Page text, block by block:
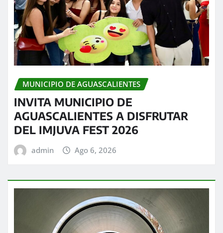
MUNICIPIO DE AGUASCALIENTES
INVITA MUNICIPIO DE
AGUASCALIENTES A DISFRUTAR
DEL IMJUVA FEST 2026
admin Ago 6, 2026